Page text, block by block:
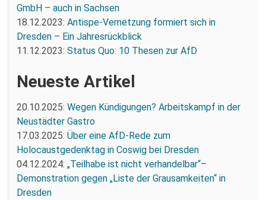
GmbH – auch in Sachsen
18.12.2023: Antispe-Vernetzung formiert sich in
Dresden – Ein Jahresrückblick
11.12.2023: Status Quo: 10 Thesen zur AfD
Neueste Artikel
20.10.2025: Wegen Kündigungen? Arbeitskampf in der
Neustädter Gastro
17.03.2025: Über eine AfD-Rede zum
Holocaustgedenktag in Coswig bei Dresden
04.12.2024: „Teilhabe ist nicht verhandelbar“–
Demonstration gegen „Liste der Grausamkeiten“ in
Dresden